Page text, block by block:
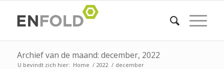
Archief van de maand: december, 2022
U bevindt zich hier: Home / 2022 / december